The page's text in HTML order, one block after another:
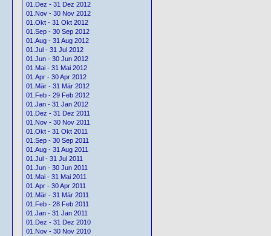
01.Dez - 31 Dez 2012
01.Nov - 30 Nov 2012
01.Okt - 31 Okt 2012
01.Sep - 30 Sep 2012
01.Aug - 31 Aug 2012
01.Jul - 31 Jul 2012
01.Jun - 30 Jun 2012
01.Mai - 31 Mai 2012
01.Apr - 30 Apr 2012
01.Mär - 31 Mär 2012
01.Feb - 29 Feb 2012
01.Jan - 31 Jan 2012
01.Dez - 31 Dez 2011
01.Nov - 30 Nov 2011
01.Okt - 31 Okt 2011
01.Sep - 30 Sep 2011
01.Aug - 31 Aug 2011
01.Jul - 31 Jul 2011
01.Jun - 30 Jun 2011
01.Mai - 31 Mai 2011
01.Apr - 30 Apr 2011
01.Mär - 31 Mär 2011
01.Feb - 28 Feb 2011
01.Jan - 31 Jan 2011
01.Dez - 31 Dez 2010
01.Nov - 30 Nov 2010